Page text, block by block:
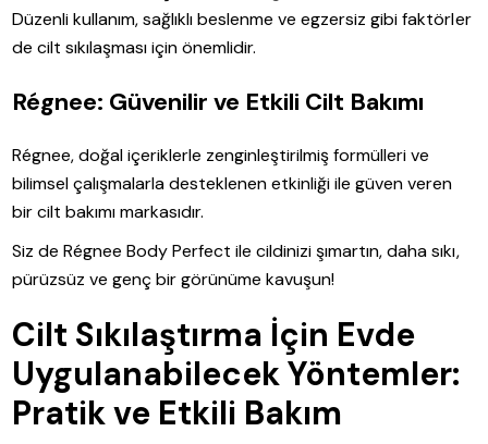
Düzenli kullanım, sağlıklı beslenme ve egzersiz gibi faktörler
de cilt sıkılaşması için önemlidir.
Régnee: Güvenilir ve Etkili Cilt Bakımı
Régnee, doğal içeriklerle zenginleştirilmiş formülleri ve
bilimsel çalışmalarla desteklenen etkinliği ile güven veren
bir cilt bakımı markasıdır.
Siz de Régnee Body Perfect ile cildinizi şımartın, daha sıkı,
pürüzsüz ve genç bir görünüme kavuşun!
Cilt Sıkılaştırma İçin Evde
Uygulanabilecek Yöntemler:
Pratik ve Etkili Bakım